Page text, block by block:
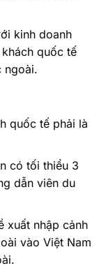
kinh doanh
quốc tế
ngoài.
quốc tế phải là
có tối thiểu 3
dẫn viên du
xuất nhập cảnh
vào Việt Nam